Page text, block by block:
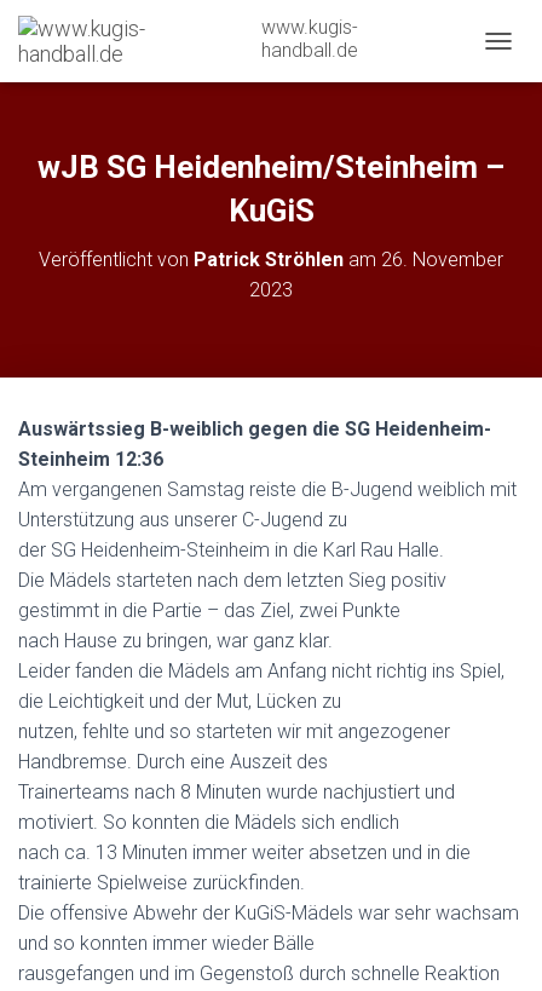
www.kugis-
handball.de
A
N
H
N
wJB SG Heidenheim/Steinheim –
KuGiS
Veröffentlicht von Patrick Ströhlen am 26. November
2023
Auswärtssieg B-weiblich gegen die SG Heidenheim-
Steinheim 12:36
Am vergangenen Samstag reiste die B-Jugend weiblich mit
Unterstützung aus unserer C-Jugend zu
der SG Heidenheim-Steinheim in die Karl Rau Halle.
Die Mädels starteten nach dem letzten Sieg positiv
gestimmt in die Partie – das Ziel, zwei Punkte
nach Hause zu bringen, war ganz klar.
Leider fanden die Mädels am Anfang nicht richtig ins Spiel,
die Leichtigkeit und der Mut, Lücken zu
nutzen, fehlte und so starteten wir mit angezogener
Handbremse. Durch eine Auszeit des
Trainerteams nach 8 Minuten wurde nachjustiert und
motiviert. So konnten die Mädels sich endlich
nach ca. 13 Minuten immer weiter absetzen und in die
trainierte Spielweise zurückfinden.
Die offensive Abwehr der KuGiS-Mädels war sehr wachsam
und so konnten immer wieder Bälle
rausgefangen und im Gegenstoß durch schnelle Reaktion